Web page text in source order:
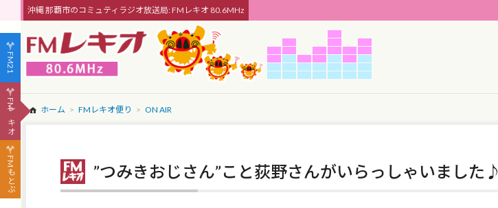
沖縄 那覇市のコミュティラジオ放送局: FMレキオ 80.6MHz
ホーム FMレキオ便り ON AIR
”つみきおじさん”こと荻野さんがいらっしゃいました♪
FM21
FMレキオ
FMもとぶ